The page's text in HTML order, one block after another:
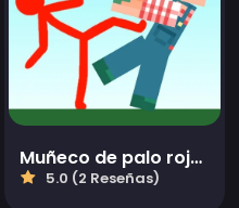
Muñeco de palo rojo contra Craftmans
5.0 (2 Reseñas)